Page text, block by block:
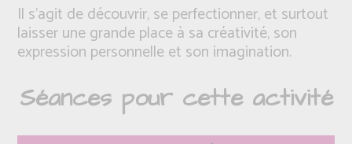
Il s’agit de découvrir, se perfectionner, et surtout
laisser une grande place à sa créativité, son
expression personnelle et son imagination.
Séances pour cette activité